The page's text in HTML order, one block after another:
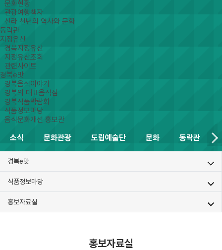
문화현황
관광여행책자
신라 천년의 역사와 문화
동락관
지정유산
경북지정유산
지정유산조회
관련사이트
경북e맛
경북음식이야기
경북의 대표음식점
경북식품박람회
식품정보마당
음식문화개선 홍보관
소식 문화관광 도립예술단 문화 동락관
경북e맛
식품정보마당
홍보자료실
홍보자료실